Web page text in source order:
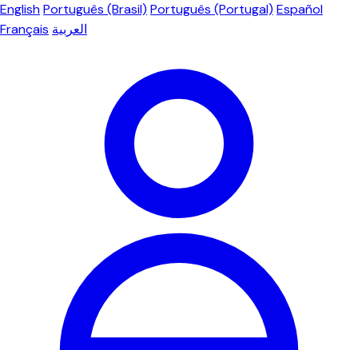
EnglishPortuguês (Brasil) Português (Portugal) Español
Français العربية